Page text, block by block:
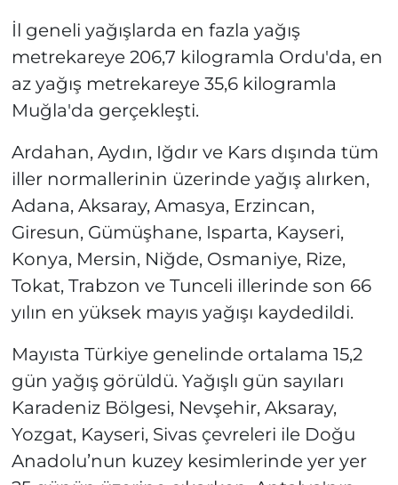
İl geneli yağışlarda en fazla yağış
metrekareye 206,7 kilogramla Ordu'da, en
az yağış metrekareye 35,6 kilogramla
Muğla'da gerçekleşti.
Ardahan, Aydın, Iğdır ve Kars dışında tüm
iller normallerinin üzerinde yağış alırken,
Adana, Aksaray, Amasya, Erzincan,
Giresun, Gümüşhane, Isparta, Kayseri,
Konya, Mersin, Niğde, Osmaniye, Rize,
Tokat, Trabzon ve Tunceli illerinde son 66
yılın en yüksek mayıs yağışı kaydedildi.
Mayısta Türkiye genelinde ortalama 15,2
gün yağış görüldü. Yağışlı gün sayıları
Karadeniz Bölgesi, Nevşehir, Aksaray,
Yozgat, Kayseri, Sivas çevreleri ile Doğu
Anadolu’nun kuzey kesimlerinde yer yer